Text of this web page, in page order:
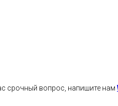
срочный вопрос, напишите нам